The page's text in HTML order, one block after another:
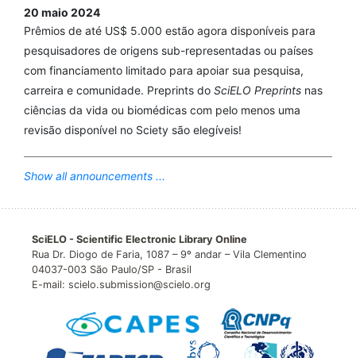
20 maio 2024
Prêmios de até US$ 5.000 estão agora disponíveis para
pesquisadores de origens sub-representadas ou países
com financiamento limitado para apoiar sua pesquisa,
carreira e comunidade. Preprints do SciELO Preprints nas
ciências da vida ou biomédicas com pelo menos uma
revisão disponível no Sciety são elegíveis!
Show all announcements ...
SciELO - Scientific Electronic Library Online
Rua Dr. Diogo de Faria, 1087 – 9º andar – Vila Clementino
04037-003 São Paulo/SP - Brasil
E-mail: scielo.submission@scielo.org